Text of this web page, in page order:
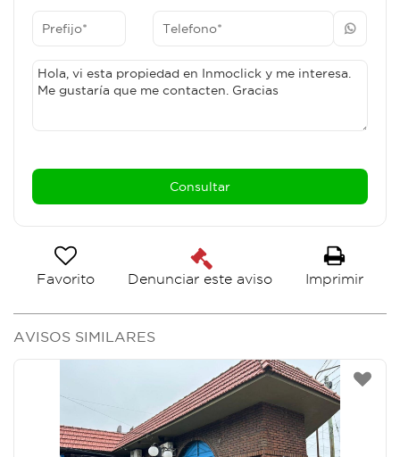
Favorito Denunciar este aviso Imprimir
AVISOS SIMILARES